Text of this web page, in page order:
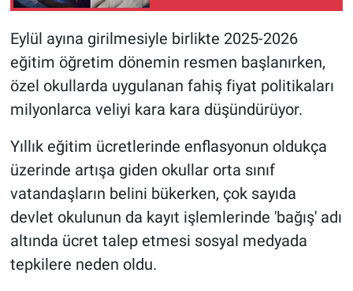
Eylül ayına girilmesiyle birlikte 2025-2026
eğitim öğretim dönemin resmen başlanırken,
özel okullarda uygulanan fahiş fiyat politikaları
milyonlarca veliyi kara kara düşündürüyor.
Yıllık eğitim ücretlerinde enflasyonun oldukça
üzerinde artışa giden okullar orta sınıf
vatandaşların belini bükerken, çok sayıda
devlet okulunun da kayıt işlemlerinde 'bağış' adı
altında ücret talep etmesi sosyal medyada
tepkilere neden oldu.
Haber
İlan
Kimdir
Kültür Sanat
Ne demişti
Nedir